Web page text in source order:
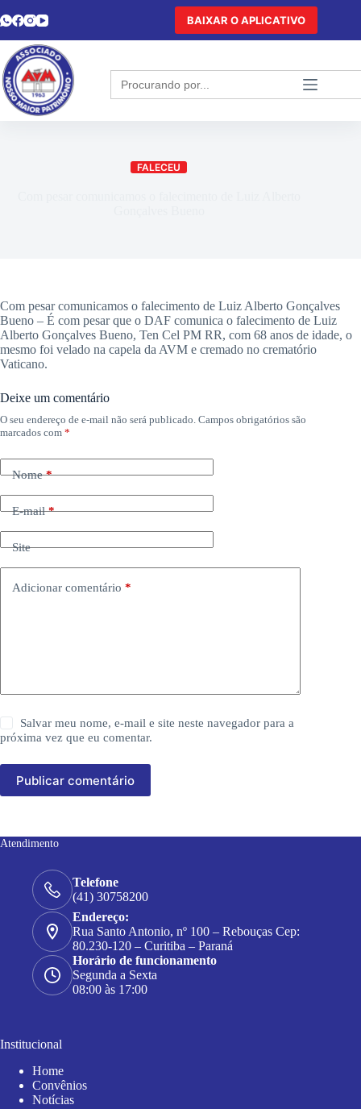
BAIXAR O APLICATIVO
Search
for:
FALECEU
Com pesar comunicamos o falecimento de Luiz Alberto Gonçalves
Bueno – É com pesar que o DAF comunica o falecimento de Luiz
Alberto Gonçalves Bueno, Ten Cel PM RR, com 68 anos de idade, o
mesmo foi velado na capela da AVM e cremado no crematório
Vaticano.
Deixe um comentário
O seu endereço de e-mail não será publicado. Campos obrigatórios são
marcados com *
Nome*
E-mail*
Site
Adicionar comentário *
Salvar meu nome, e-mail e site neste navegador para a
próxima vez que eu comentar.
Publicar comentário
Atendimento
Telefone
(41) 30758200
Endereço:
Rua Santo Antonio, nº 100 – Rebouças Cep:
80.230-120 – Curitiba – Paraná
Horário de funcionamento
Segunda a Sexta
08:00 às 17:00
Institucional
Home
Convênios
Notícias